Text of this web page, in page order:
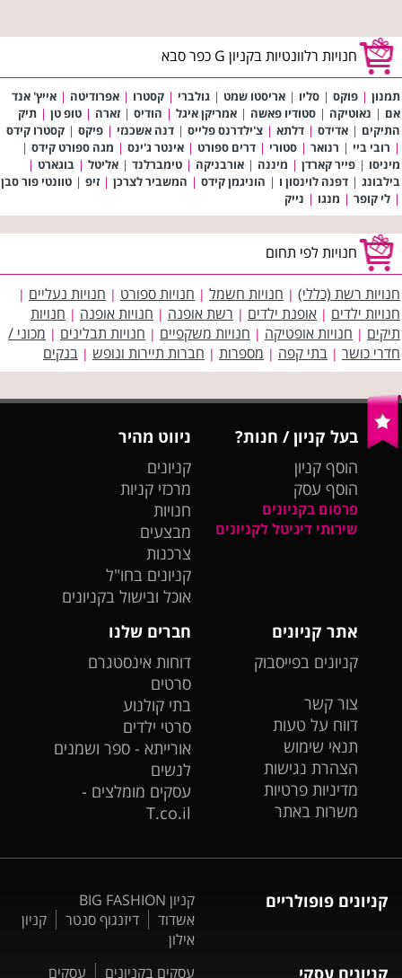
חנויות רלוונטיות בקניון G כפר סבא
תמנון | פוקס | סליו | אריסטו שמט | גולברי | קסטרו | אפרודיטה | אייץ' אנד
אם | נאוטיקה | סטודיו פאשה | אמריקן איגל | הודיס | זארה | טופ טן | תיק
התיקים | אדידס | דלתא | צ'ילדרנס פלייס | דנה אשכנזי | פיקס | קסטרו קידס
| רובי ביי | רנואר | סטורי | דרים ספורט | אינטר ג'ינס | מגה ספורט קידס |
מיניסו | פייר קארדן | מיננה | אורבניקה | טימברלנד | אליטל | בוגארט |
בילבונג | דפנה לוינסון ו | הוניגמן קידס | המשביר לצרכן | זיפ | טוונטי פור סבן
| לי קופר | מנגו | נייק
חנויות לפי תחום
חנויות רשת (כללי) | חנויות חשמל | חנויות ספורט | חנויות נעליים |
חנויות ילדים | אופנת ילדים | רשת אופנה | חנויות אופנה | חנויות
תיקים | חנויות אופטיקה | חנויות משקפיים | חנויות תבלינים | מכוני /
חדרי כושר | בתי קפה | מספרות | חברות תיירות ונופש | בנקים
בעל קניון / חנות?
הוסף קניון
הוסף עסק
פרסום בקניונים
שירותי דיגיטל לקניונים
ניווט מהיר
קניונים
מרכזי קניות
חנויות
מבצעים
צרכנות
קניונים בחו"ל
אוכל ובישול בקניונים
אתר קניונים
קניונים בפייסבוק
צור קשר
דווח על טעות
תנאי שימוש
הצהרת נגישות
מדיניות פרטיות
משרות באתר
חברים שלנו
דוחות אינסטגרם
סרטים
בתי קולנוע
סרטי ילדים
אורייתא - ספר ושמנים
לנשים
עסקים מומלצים -
T.co.il
קניונים פופולריים
קניון BIG FASHION
אשדוד
דיזנגוף סנטר
קניון
אילון
קניונים עסקי עסקים בקניונים עסקים